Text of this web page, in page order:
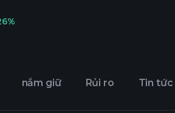
nắm giữ Rủi ro Tin tức